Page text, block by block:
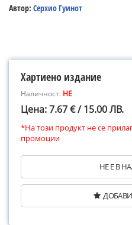
Автор: Серхио Гуинот
Хартиено издание
Наличност: НЕ
Цена: 7.67 € / 15.00 ЛВ.
*На този продукт не се
промоции
НЕ Е В